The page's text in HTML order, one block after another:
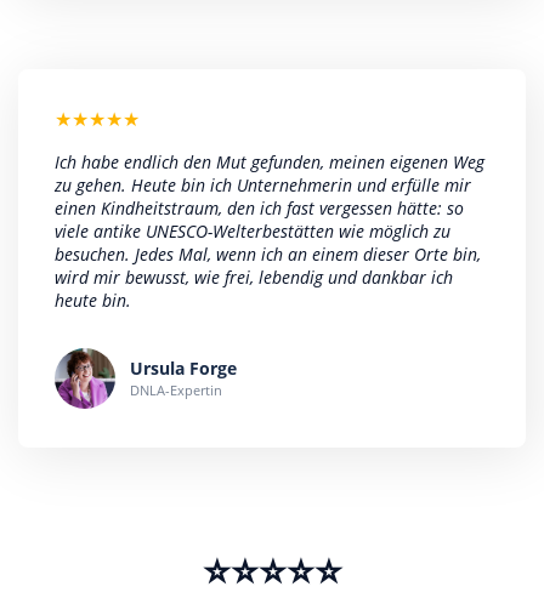
★★★★★
I​​ch habe endlich den Mut gefunden, meinen eigenen Weg
zu gehen. Heute bin ich Unternehmerin und erfülle mir
einen Kindheitstraum, den ich fast vergessen hätte: so
viele antike UNESCO-Welterbestätten wie möglich zu
besuchen. Jedes Mal, wenn ich an einem dieser Orte bin,
wird mir bewusst, wie frei, lebendig und dankbar ich
heute bin.
Ursula Forge
DNLA-Expertin
⭐️⭐️⭐️⭐️⭐️